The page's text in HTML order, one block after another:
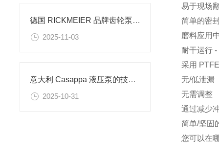
德国 RICKMEIER 品牌齿轮泵的技术特点和应用场景
2025-11-03
意大利 Casappa 液压泵的技术特点和应用场景
2025-10-31
易于现场
简单的密
磨料应用
耐干运行
采用
无/低泄漏
无需调整
通过减少
简单/坚固
您可以在